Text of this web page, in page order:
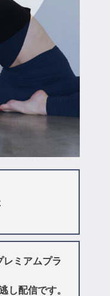
同意書
レミアムプラ
し配信です。